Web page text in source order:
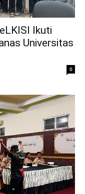
Ikuti
Universitas
0